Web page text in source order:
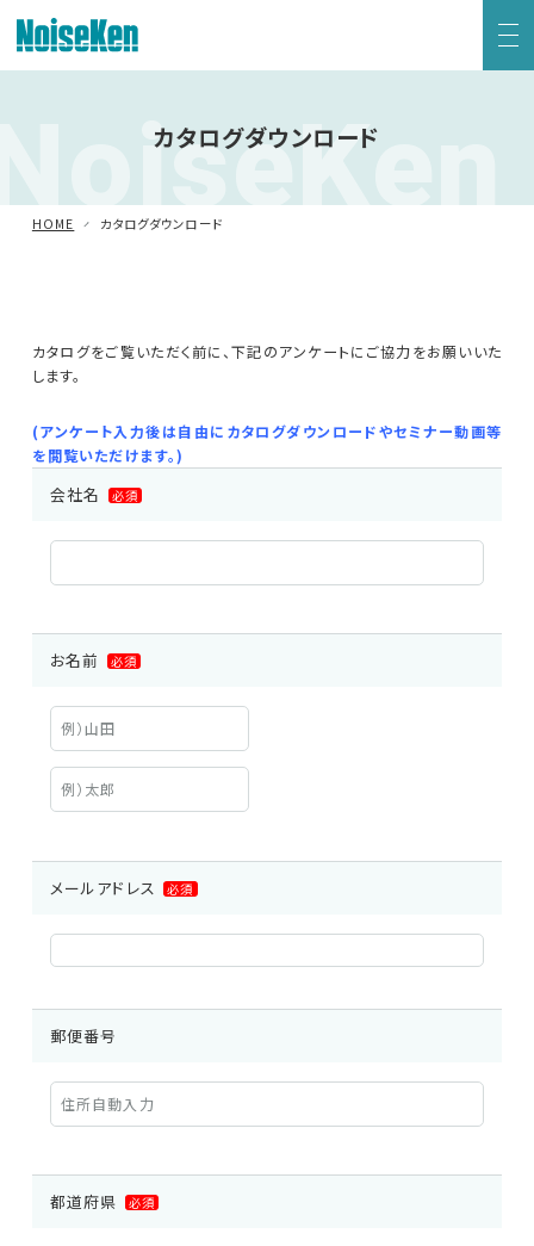
カタログダウンロード
HOME カタログダウンロード
カタログをご覧いただく前に、下記のアンケートにご協力をお願いいた
します。
(アンケート入力後は自由にカタログダウンロードやセミナー動画等
を閲覧いただけます。)
会社名 必須
お名前 必須
メールアドレス 必須
郵便番号
都道府県 必須
雷サージ試験器
電源電圧変動試験器・その他試験器
車載用EMC試験器
その他